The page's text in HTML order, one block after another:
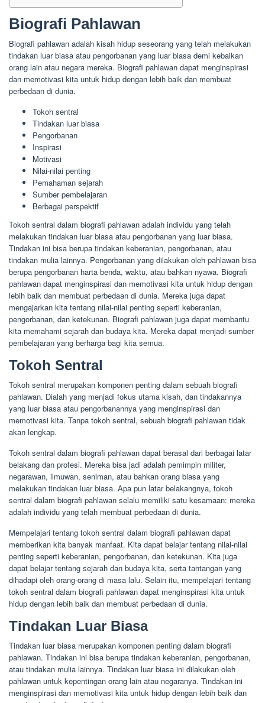
Biografi Pahlawan
Biografi pahlawan adalah kisah hidup seseorang yang telah melakukan
tindakan luar biasa atau pengorbanan yang luar biasa demi kebaikan
orang lain atau negara mereka. Biografi pahlawan dapat menginspirasi
dan memotivasi kita untuk hidup dengan lebih baik dan membuat
perbedaan di dunia.
Tokoh sentral
Tindakan luar biasa
Pengorbanan
Inspirasi
Motivasi
Nilai-nilai penting
Pemahaman sejarah
Sumber pembelajaran
Berbagai perspektif
Tokoh sentral dalam biografi pahlawan adalah individu yang telah
melakukan tindakan luar biasa atau pengorbanan yang luar biasa.
Tindakan ini bisa berupa tindakan keberanian, pengorbanan, atau
tindakan mulia lainnya. Pengorbanan yang dilakukan oleh pahlawan bisa
berupa pengorbanan harta benda, waktu, atau bahkan nyawa. Biografi
pahlawan dapat menginspirasi dan memotivasi kita untuk hidup dengan
lebih baik dan membuat perbedaan di dunia. Mereka juga dapat
mengajarkan kita tentang nilai-nilai penting seperti keberanian,
pengorbanan, dan ketekunan. Biografi pahlawan juga dapat membantu
kita memahami sejarah dan budaya kita. Mereka dapat menjadi sumber
pembelajaran yang berharga bagi kita semua.
Tokoh Sentral
Tokoh sentral merupakan komponen penting dalam sebuah biografi
pahlawan. Dialah yang menjadi fokus utama kisah, dan tindakannya
yang luar biasa atau pengorbanannya yang menginspirasi dan
memotivasi kita. Tanpa tokoh sentral, sebuah biografi pahlawan tidak
akan lengkap.
Tokoh sentral dalam biografi pahlawan dapat berasal dari berbagai latar
belakang dan profesi. Mereka bisa jadi adalah pemimpin militer,
negarawan, ilmuwan, seniman, atau bahkan orang biasa yang
melakukan tindakan luar biasa. Apa pun latar belakangnya, tokoh
sentral dalam biografi pahlawan selalu memiliki satu kesamaan: mereka
adalah individu yang telah membuat perbedaan di dunia.
Mempelajari tentang tokoh sentral dalam biografi pahlawan dapat
memberikan kita banyak manfaat. Kita dapat belajar tentang nilai-nilai
penting seperti keberanian, pengorbanan, dan ketekunan. Kita juga
dapat belajar tentang sejarah dan budaya kita, serta tantangan yang
dihadapi oleh orang-orang di masa lalu. Selain itu, mempelajari tentang
tokoh sentral dalam biografi pahlawan dapat menginspirasi kita untuk
hidup dengan lebih baik dan membuat perbedaan di dunia.
Tindakan Luar Biasa
Tindakan luar biasa merupakan komponen penting dalam biografi
pahlawan. Tindakan ini bisa berupa tindakan keberanian, pengorbanan,
atau tindakan mulia lainnya. Tindakan luar biasa ini dilakukan oleh
pahlawan untuk kepentingan orang lain atau negaranya. Tindakan ini
menginspirasi dan memotivasi kita untuk hidup dengan lebih baik dan